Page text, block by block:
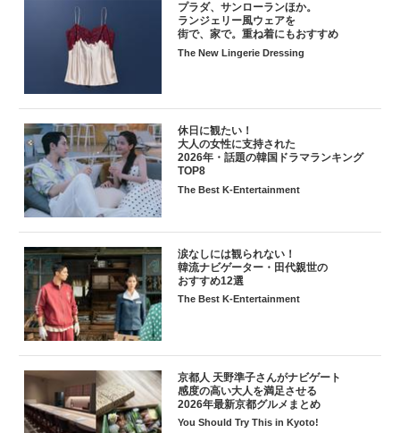
プラダ、サンローランほか。
ランジェリー風ウェアを
街で、家で。重ね着にもおすすめ
The New Lingerie Dressing
休日に観たい！
大人の女性に支持された
2026年・話題の韓国ドラマランキング
TOP8
The Best K-Entertainment
涙なしには観られない！
韓流ナビゲーター・田代親世の
おすすめ12選
The Best K-Entertainment
京都人 天野準子さんがナビゲート
感度の高い大人を満足させる
2026年最新京都グルメまとめ
You Should Try This in Kyoto!